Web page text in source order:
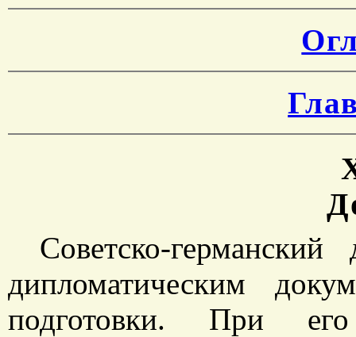
Советско-
дипломатическим
подготовки. При